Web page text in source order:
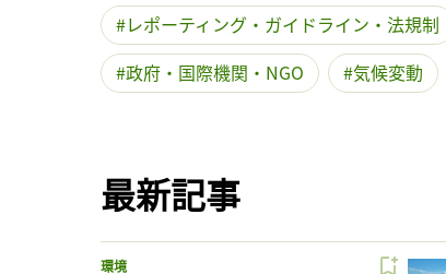
レポーティング・ガイドライン・法規制
政府・国際機関・NGO
気候変動
最新記事
環境